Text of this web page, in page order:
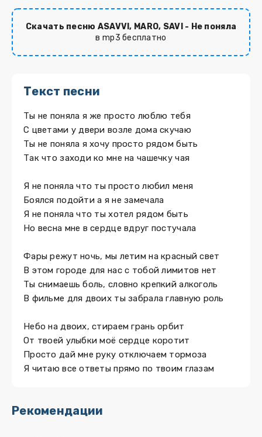
Скачать песню ASAVVI, MARO, SAVI - Не поняла
в mp3 бесплатно
Текст песни
Ты не поняла я же просто люблю тебя
С цветами у двери возле дома скучаю
Ты не поняла я хочу просто рядом быть
Так что заходи ко мне на чашечку чая
Я не поняла что ты просто любил меня
Боялся подойти а я не замечала
Я не поняла что ты хотел рядом быть
Но весна мне в сердце вдруг постучала
Фары режут ночь, мы летим на красный свет
В этом городе для нас с тобой лимитов нет
Ты снимаешь боль, словно крепкий алкоголь
В фильме для двоих ты забрала главную роль
Небо на двоих, стираем грань орбит
От твоей улыбки моё сердце коротит
Просто дай мне руку отключаем тормоза
Я читаю все ответы прямо по твоим глазам
Рекомендации